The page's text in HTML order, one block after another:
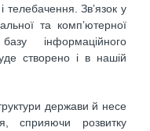
телебачення. Зв’язок у
та комп’ютерної
інформаційного
створено і в нашій
держави й несе
сприяючи розвитку